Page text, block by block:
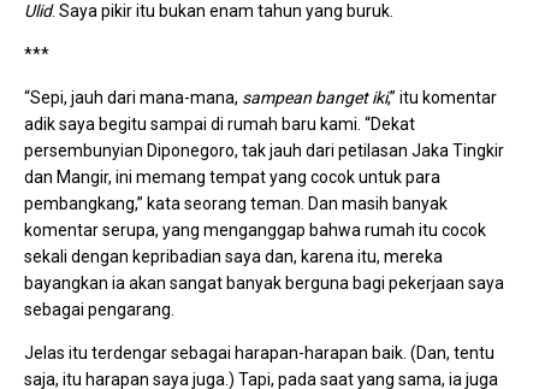
Ulid. Saya pikir itu bukan enam tahun yang buruk.
***
“Sepi, jauh dari mana-mana, sampean banget iki,” itu komentar
adik saya begitu sampai di rumah baru kami. “Dekat
persembunyian Diponegoro, tak jauh dari petilasan Jaka Tingkir
dan Mangir, ini memang tempat yang cocok untuk para
pembangkang,” kata seorang teman. Dan masih banyak
komentar serupa, yang menganggap bahwa rumah itu cocok
sekali dengan kepribadian saya dan, karena itu, mereka
bayangkan ia akan sangat banyak berguna bagi pekerjaan saya
sebagai pengarang.
Jelas itu terdengar sebagai harapan-harapan baik. (Dan, tentu
saja, itu harapan saya juga.) Tapi, pada saat yang sama, ia juga